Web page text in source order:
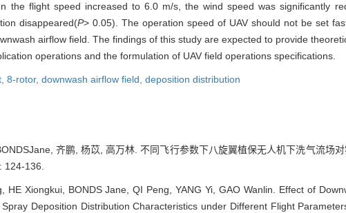
the flight speed increased to 6.0 m/s, the wind speed was significantly
disappeared(P> 0.05). The operation speed of UAV should not be set
airflow field. The findings of this study are expected to provide
operations and the formulation of UAV field operations specifications.
8-rotor, downwash airflow field, deposition distribution
齐鹏, 杨苡, 高万林. 不同飞行参数下八旋翼植保无人机下洗气流场
124-136.
HE Xiongkui, BONDS Jane, QI Peng, YANG Yi, GAO Wanlin. Effect of
Deposition Distribution Characteristics under Different Flight